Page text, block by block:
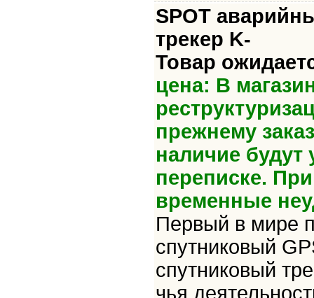
SPOT
трекер K-
Товар
цена: В
прежнему
наличие будут
переписке.
временные
Первый в мире
спутниковый
спутниковый
чья